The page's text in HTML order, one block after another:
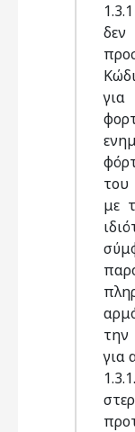
του
με
για